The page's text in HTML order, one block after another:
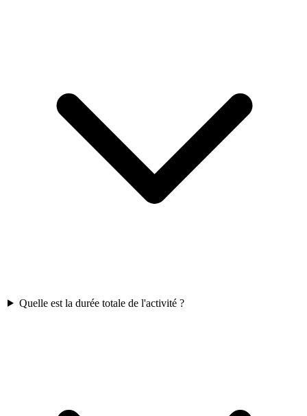
Quelle est la durée totale de l'activité ?